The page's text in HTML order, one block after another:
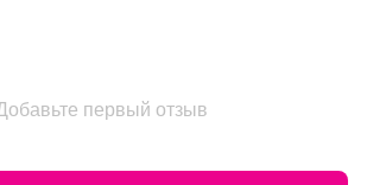
первый отзыв